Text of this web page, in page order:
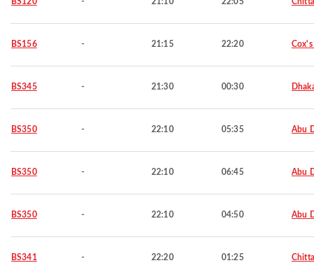
BS156 - 21:15 22:20 Cox's
BS345 - 21:30 00:30
BS350 - 22:10 05:35 Abu
BS350 - 22:10 06:45 Abu
BS350 - 22:10 04:50 Abu
BS341 - 22:20 01:25